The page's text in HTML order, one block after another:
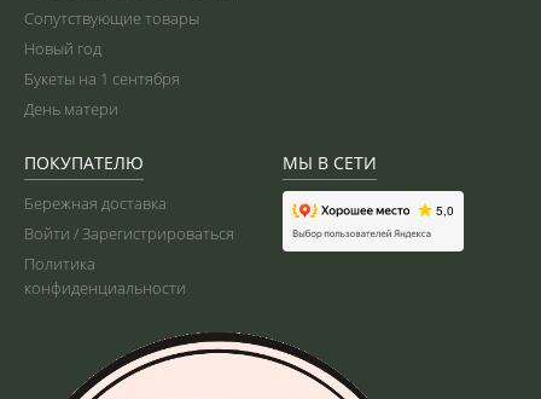
Сопутствующие товары
Новый год
Букеты на 1 сентября
День матери
ПОКУПАТЕЛЮ
Бережная доставка
Войти / Зарегистрироваться
Политика
конфиденциальности
МЫ В СЕТИ